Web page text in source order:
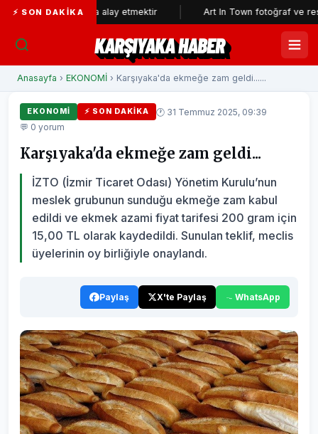
⚡ SON DAKIKA
aklıyla alay etmektir Art In Town fotoğraf ve resim
KARŞIYAKA HABER
Anasayfa › EKONOMİ › Karşıyaka'da ekmeğe zam geldi......
EKONOMİ ⚡ SON DAKIKA
🕐 31 Temmuz 2025, 09:39
💬 0 yorum
Karşıyaka'da ekmeğe zam geldi...
İZTO (İzmir Ticaret Odası) Yönetim Kurulu’nun
meslek grubunun sunduğu ekmeğe zam kabul
edildi ve ekmek azami fiyat tarifesi 200 gram için
15,00 TL olarak kaydedildi. Sunulan teklif, meclis
üyelerinin oy birliğiyle onaylandı.
Paylaş X'te Paylaş WhatsApp